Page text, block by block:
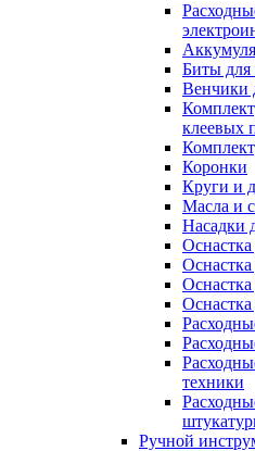
Биты для
Венчики
клеевых
Коронки
Круги и
Масла и
Насадки
Оснастка
техники
Ручной